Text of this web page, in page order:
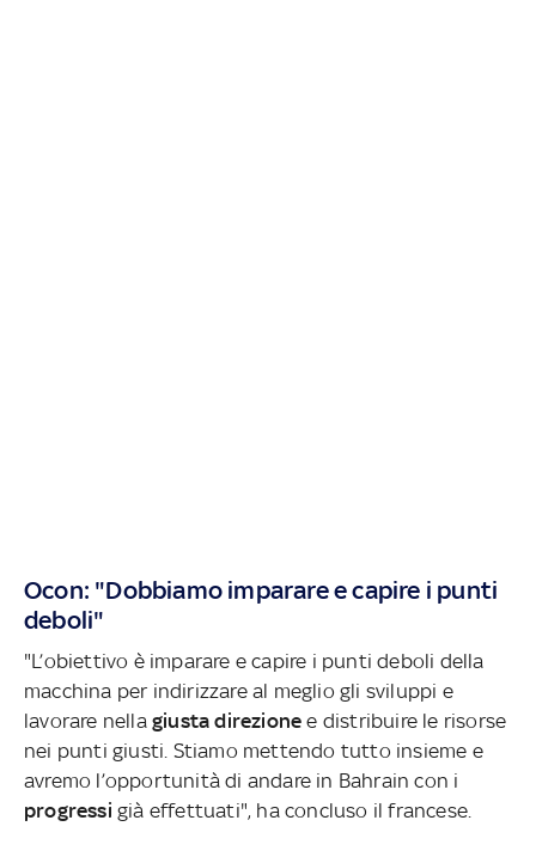
Ocon: "Dobbiamo imparare e capire i punti
deboli"
"L’obiettivo è imparare e capire i punti deboli della
macchina per indirizzare al meglio gli sviluppi e
lavorare nella giusta direzionee distribuire le risorse
nei punti giusti. Stiamo mettendo tutto insieme e
avremo l’opportunità di andare in Bahrain con i
progressi già effettuati", ha concluso il francese.